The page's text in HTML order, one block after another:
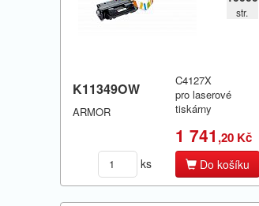
str.
K11349OW
ARMOR
C4127X
pro laserové
tiskárny
1 741 ,20 Kč
ks Do košíku